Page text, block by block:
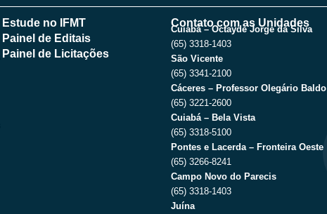
b
i
u
b
e
a
g
r
a
m
Estude no IFMT
Painel de Editais
Painel de Licitações
Contato com as Unidades
Cuiabá – Octayde Jorge da Silva
(65) 3318-1403
São Vicente
(65) 3341-2100
Cáceres – Professor Olegário Baldo
(65) 3221-2600
Cuiabá – Bela Vista
(65) 3318-5100
Pontes e Lacerda – Fronteira Oeste
(65) 3266-8241
Campo Novo do Parecis
(65) 3318-1403
Juína